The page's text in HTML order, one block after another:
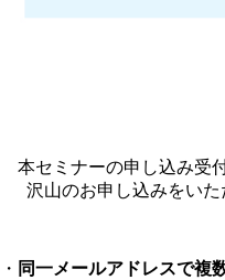
本セミナーの申し込み受
沢山のお申し込みをいた
・ 同一メールアドレスで複